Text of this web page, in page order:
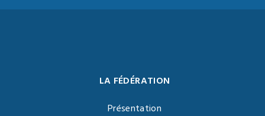
LA FÉDÉRATION
Présentation